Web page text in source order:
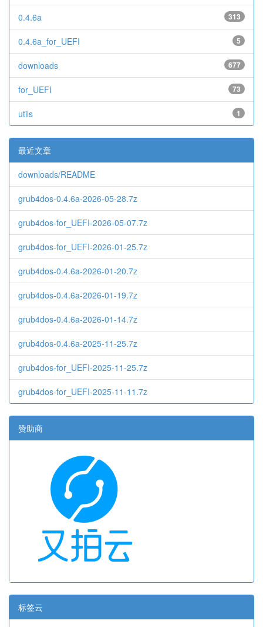
313
0.4.6a
5
0.4.6a_for_UEFI
677
downloads
73
for_UEFI
1
utils
最近文章
downloads/README
grub4dos-0.4.6a-2026-05-28.7z
grub4dos-for_UEFI-2026-05-07.7z
grub4dos-for_UEFI-2026-01-25.7z
grub4dos-0.4.6a-2026-01-20.7z
grub4dos-0.4.6a-2026-01-19.7z
grub4dos-0.4.6a-2026-01-14.7z
grub4dos-0.4.6a-2025-11-25.7z
grub4dos-for_UEFI-2025-11-25.7z
grub4dos-for_UEFI-2025-11-11.7z
赞助商
标签云